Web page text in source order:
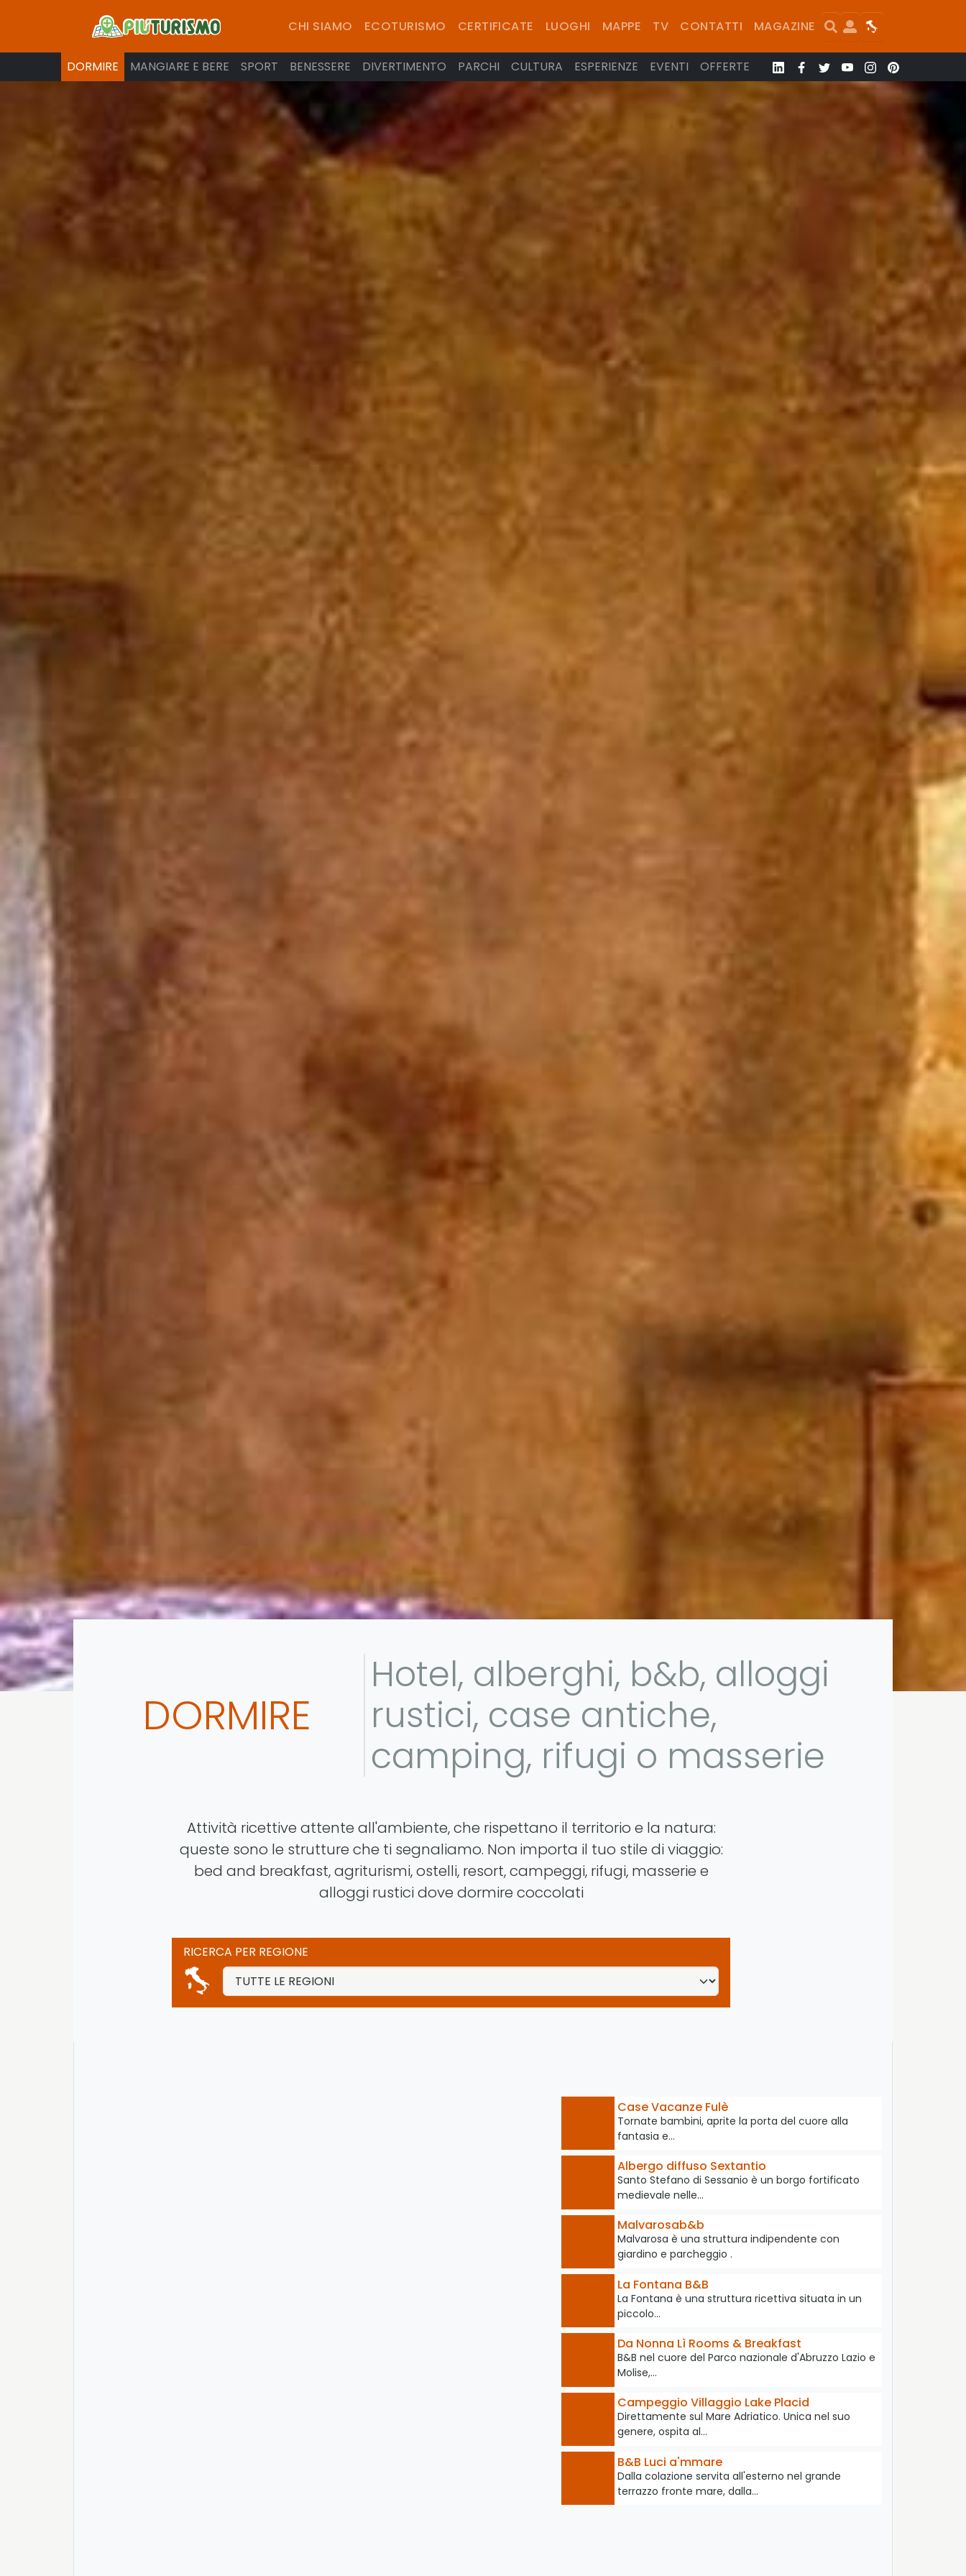
CHI SIAMO ECOTURISMO CERTIFICATE LUOGHI MAPPE TV CONTATTI MAGAZINE Search
User Map
DORMIRE MANGIARE E BERE SPORT BENESSERE DIVERTIMENTO PARCHI CULTURA ESPERIENZE EVENTI OFFERTE
DORMIRE
Hotel, alberghi, b&b, alloggi
rustici, case antiche,
camping, rifugi o masserie
Attività ricettive attente all'ambiente, che rispettano il territorio e la natura:
queste sono le strutture che ti segnaliamo. Non importa il tuo stile di viaggio:
bed and breakfast, agriturismi, ostelli, resort, campeggi, rifugi, masserie e
alloggi rustici dove dormire coccolati
RICERCA PER REGIONE
Case Vacanze Fulè
Tornate bambini, aprite la porta del cuore alla
fantasia e…
Albergo diffuso Sextantio
Santo Stefano di Sessanio è un borgo fortificato
medievale nelle…
Malvarosab&b
Malvarosa è una struttura indipendente con
giardino e parcheggio .
La Fontana B&B
La Fontana è una struttura ricettiva situata in un
piccolo…
Da Nonna Lì Rooms & Breakfast
B&B nel cuore del Parco nazionale d'Abruzzo Lazio e
Molise,…
Campeggio Villaggio Lake Placid
Direttamente sul Mare Adriatico. Unica nel suo
genere, ospita al…
B&B Luci a'mmare
Dalla colazione servita all'esterno nel grande
terrazzo fronte mare, dalla…